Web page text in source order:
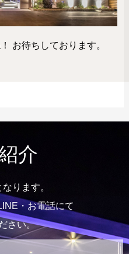
お待ちしております。
介
ります。
・お電話にて
さい。